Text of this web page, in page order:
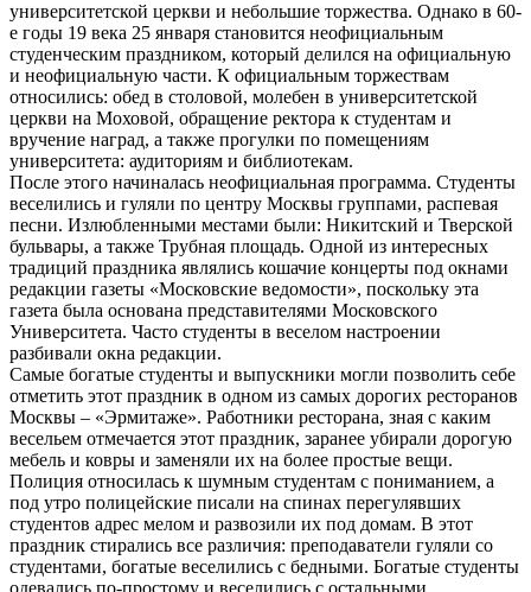
университетской церкви и небольшие торжества. Однако в 60-
е годы 19 века 25 января становится неофициальным
студенческим праздником, который делился на официальную
и неофициальную части. К официальным торжествам
относились: обед в столовой, молебен в университетской
церкви на Моховой, обращение ректора к студентам и
вручение наград, а также прогулки по помещениям
университета: аудиториям и библиотекам.
После этого начиналась неофициальная программа. Студенты
веселились и гуляли по центру Москвы группами, распевая
песни. Излюбленными местами были: Никитский и Тверской
бульвары, а также Трубная площадь. Одной из интересных
традиций праздника являлись кошачие концерты под окнами
редакции газеты «Московские ведомости», поскольку эта
газета была основана представителями Московского
Университета. Часто студенты в веселом настроении
разбивали окна редакции.
Самые богатые студенты и выпускники могли позволить себе
отметить этот праздник в одном из самых дорогих ресторанов
Москвы – «Эрмитаже». Работники ресторана, зная с каким
весельем отмечается этот праздник, заранее убирали дорогую
мебель и ковры и заменяли их на более простые вещи.
Полиция относилась к шумным студентам с пониманием, а
под утро полицейские писали на спинах перегулявших
студентов адрес мелом и развозили их под домам. В этот
праздник стирались все различия: преподаватели гуляли со
студентами, богатые веселились с бедными. Богатые студенты